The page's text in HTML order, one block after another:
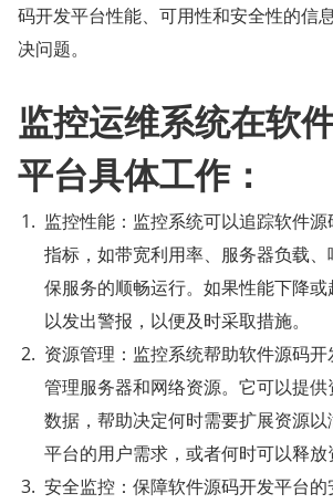
码开发平台性能、可用性和安全性的信
决问题。
监控运维系统在软
平台具体工作：
监控性能：监控系统可以追踪软件
指标，如带宽利用率、服务器负载
保服务的顺畅运行。如果性能下降
以发出警报，以便及时采取措施。
资源管理：监控系统帮助软件源码
管理服务器和网络资源。它可以提
数据，帮助决定何时需要扩展资源
平台的用户需求，或者何时可以释放
安全监控：保障软件源码开发平台的